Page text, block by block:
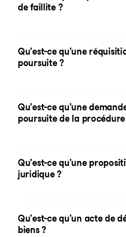
de faillite ?
Qu'est-ce qu'une
poursuite ?
Qu'est-ce qu'une
poursuite de la procédure
Qu'est-ce qu'une
juridique ?
Qu'est-ce qu'un acte de
biens ?